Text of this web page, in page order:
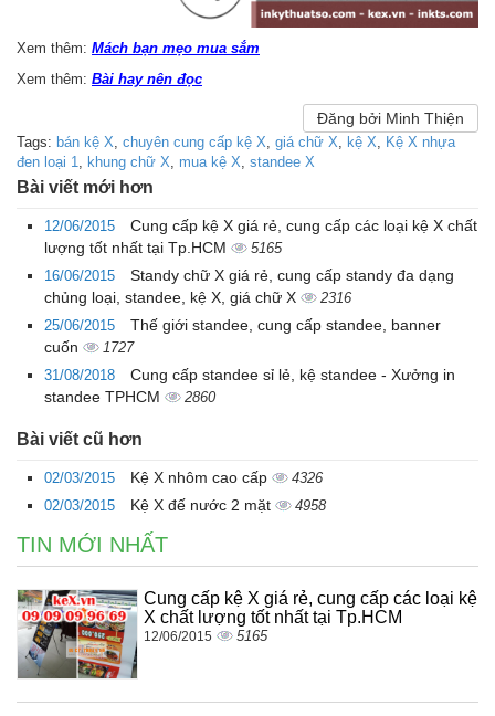
Xem thêm: Mách bạn mẹo mua sắm
Xem thêm: Bài hay nên đọc
Đăng bởi Minh Thiện
Tags: bán kệ X chuyên cung cấp kệ X giá chữ X kệ X
Kệ X nhựa
đen loại 1
khung chữ X mua kệ X standee X
Bài viết mới hơn
12/06/2015
Cung cấp kệ X giá rẻ, cung cấp các loại kệ X chất
lượng tốt nhất tại Tp.HCM
5165
16/06/2015
Standy chữ X giá rẻ, cung cấp standy đa dạng
chủng loại, standee, kệ X, giá chữ X
2316
25/06/2015
Thế giới standee, cung cấp standee, banner
cuốn
1727
31/08/2018
Cung cấp standee sỉ lẻ, kệ standee - Xưởng in
standee TPHCM
2860
Bài viết cũ hơn
02/03/2015 Kệ X nhôm cao cấp
4326
02/03/2015
Kệ X đế nước 2 mặt 4958
TIN MỚI NHẤT
Cung cấp kệ X giá rẻ, cung cấp các loại kệ
X chất lượng tốt nhất tại Tp.HCM
12/06/2015 5165